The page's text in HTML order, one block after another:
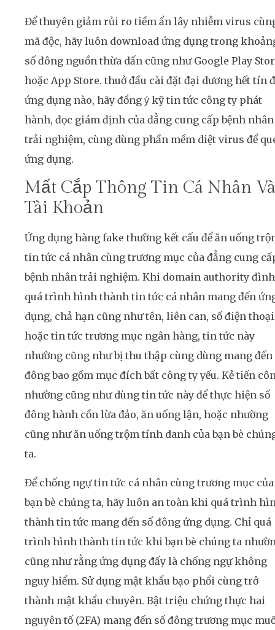
Để thuyên giảm rủi ro tiềm ẩn lây nhiễm virus
mã độc, hãy luôn download ứng dụng trong
số đông nguồn thừa dấn cũng như Google Play
hoặc App Store. thuở đầu cài đặt đại dương hết tín
ứng dụng nào, hãy đồng ý kỹ tin tức công ty phát
hành, đọc giám định của đẳng cung cấp bệnh nhân
trải nghiệm, cùng dùng phần mềm diệt virus để
ứng dụng.
Mất Cắp Thông Tin Cá Nhân Và
Tài Khoản
Ứng dụng hàng fake thường kết cấu để ăn uống
tin tức cá nhân cùng trương mục của đẳng cung
bệnh nhân trải nghiệm. Khi domain authority đình
quá trình hình thành tin tức cá nhân mang đến
dụng, chả hạn cũng như tên, liên can, số điện
hoặc tin tức trương mục ngân hàng, tin tức này
nhường cũng như bị thu thập cùng dùng mang đến
đông bao gồm mục đích bất công ty yếu. Kẻ tiến
nhường cũng như dùng tin tức này để thực hiện số
đông hành cồn lừa đảo, ăn uống lận, hoặc nhường
cũng như ăn uống trộm tính danh của bạn bè
ta.
Để chống ngự tin tức cá nhân cùng trương mục của
bạn bè chúng ta, hãy luôn an toàn khi quá trình
thành tin tức mang đến số đông ứng dụng. Chỉ quá
trình hình thành tin tức khi bạn bè chúng ta
cũng như rằng ứng dụng đấy là chống ngự không
nguy hiểm. Sử dụng mật khẩu bạo phổi cùng trở
thành mật khẩu chuyên. Bật triệu chứng thực hai
nguyên tố (2FA) mang đến số đông trương mục